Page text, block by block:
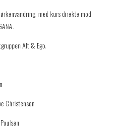
med kurs direkte mod
Alt & Ego.
Christensen